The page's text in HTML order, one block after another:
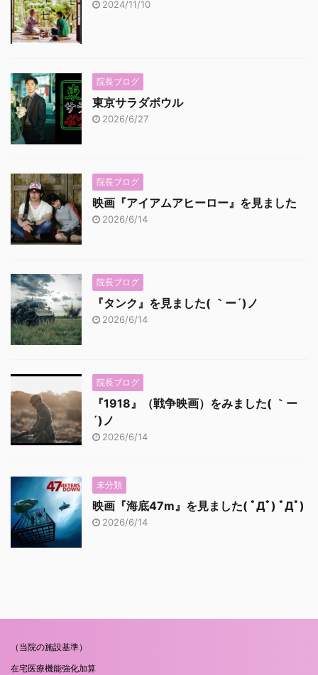
2024/11/10
院長ブログ
東京サラダボウル
2026/6/27
院長ブログ
映画『アイアムアヒーロー』を見ました
2026/6/14
院長ブログ
『タンク』を見ました( ｀ー´)ノ
2026/6/14
院長ブログ
『1918』（戦争映画）をみました( ｀ー
´)ノ
2026/6/14
未分類
映画『海底47m』を見ました( ﾟДﾟ) ﾟДﾟ)
2026/6/14
（当院の施設基準）
在宅医療機能強化加算